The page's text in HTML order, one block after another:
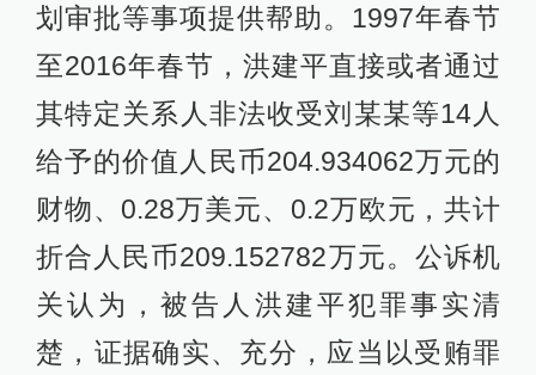
划审批等事项提供帮助。1997年春节
至2016年春节，洪建平直接或者通过
其特定关系人非法收受刘某某等14人
给予的价值人民币204.934062万元的
财物、0.28万美元、0.2万欧元，共计
折合人民币209.152782万元。公诉机
关认为，被告人洪建平犯罪事实清
楚，证据确实、充分，应当以受贿罪